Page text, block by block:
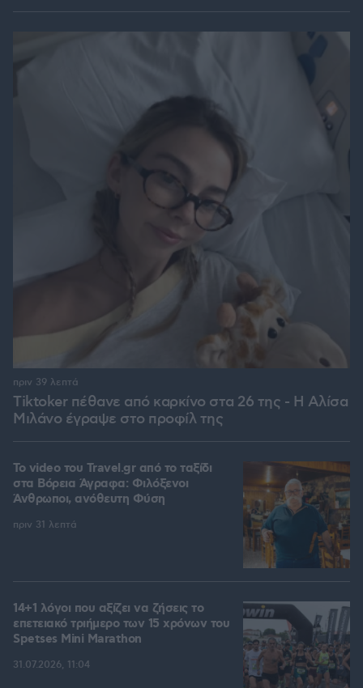
Tiktoker πέθανε από καρκίνο στα 26 της - Η Αλίσα
Μιλάνο έγραψε στο προφίλ της
πριν 39 λεπτά
To video του Travel.gr από το ταξίδι
στα Βόρεια Άγραφα: Φιλόξενοι
Άνθρωποι, ανόθευτη Φύση
πριν 31 λεπτά
14+1 λόγοι που αξίζει να ζήσεις το
επετειακό τριήμερο των 15 χρόνων του
Spetses Mini Marathon
31.07.2026, 11:04